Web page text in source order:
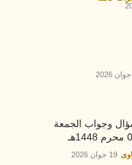
وجواب الجمعة
19 جوان 2026